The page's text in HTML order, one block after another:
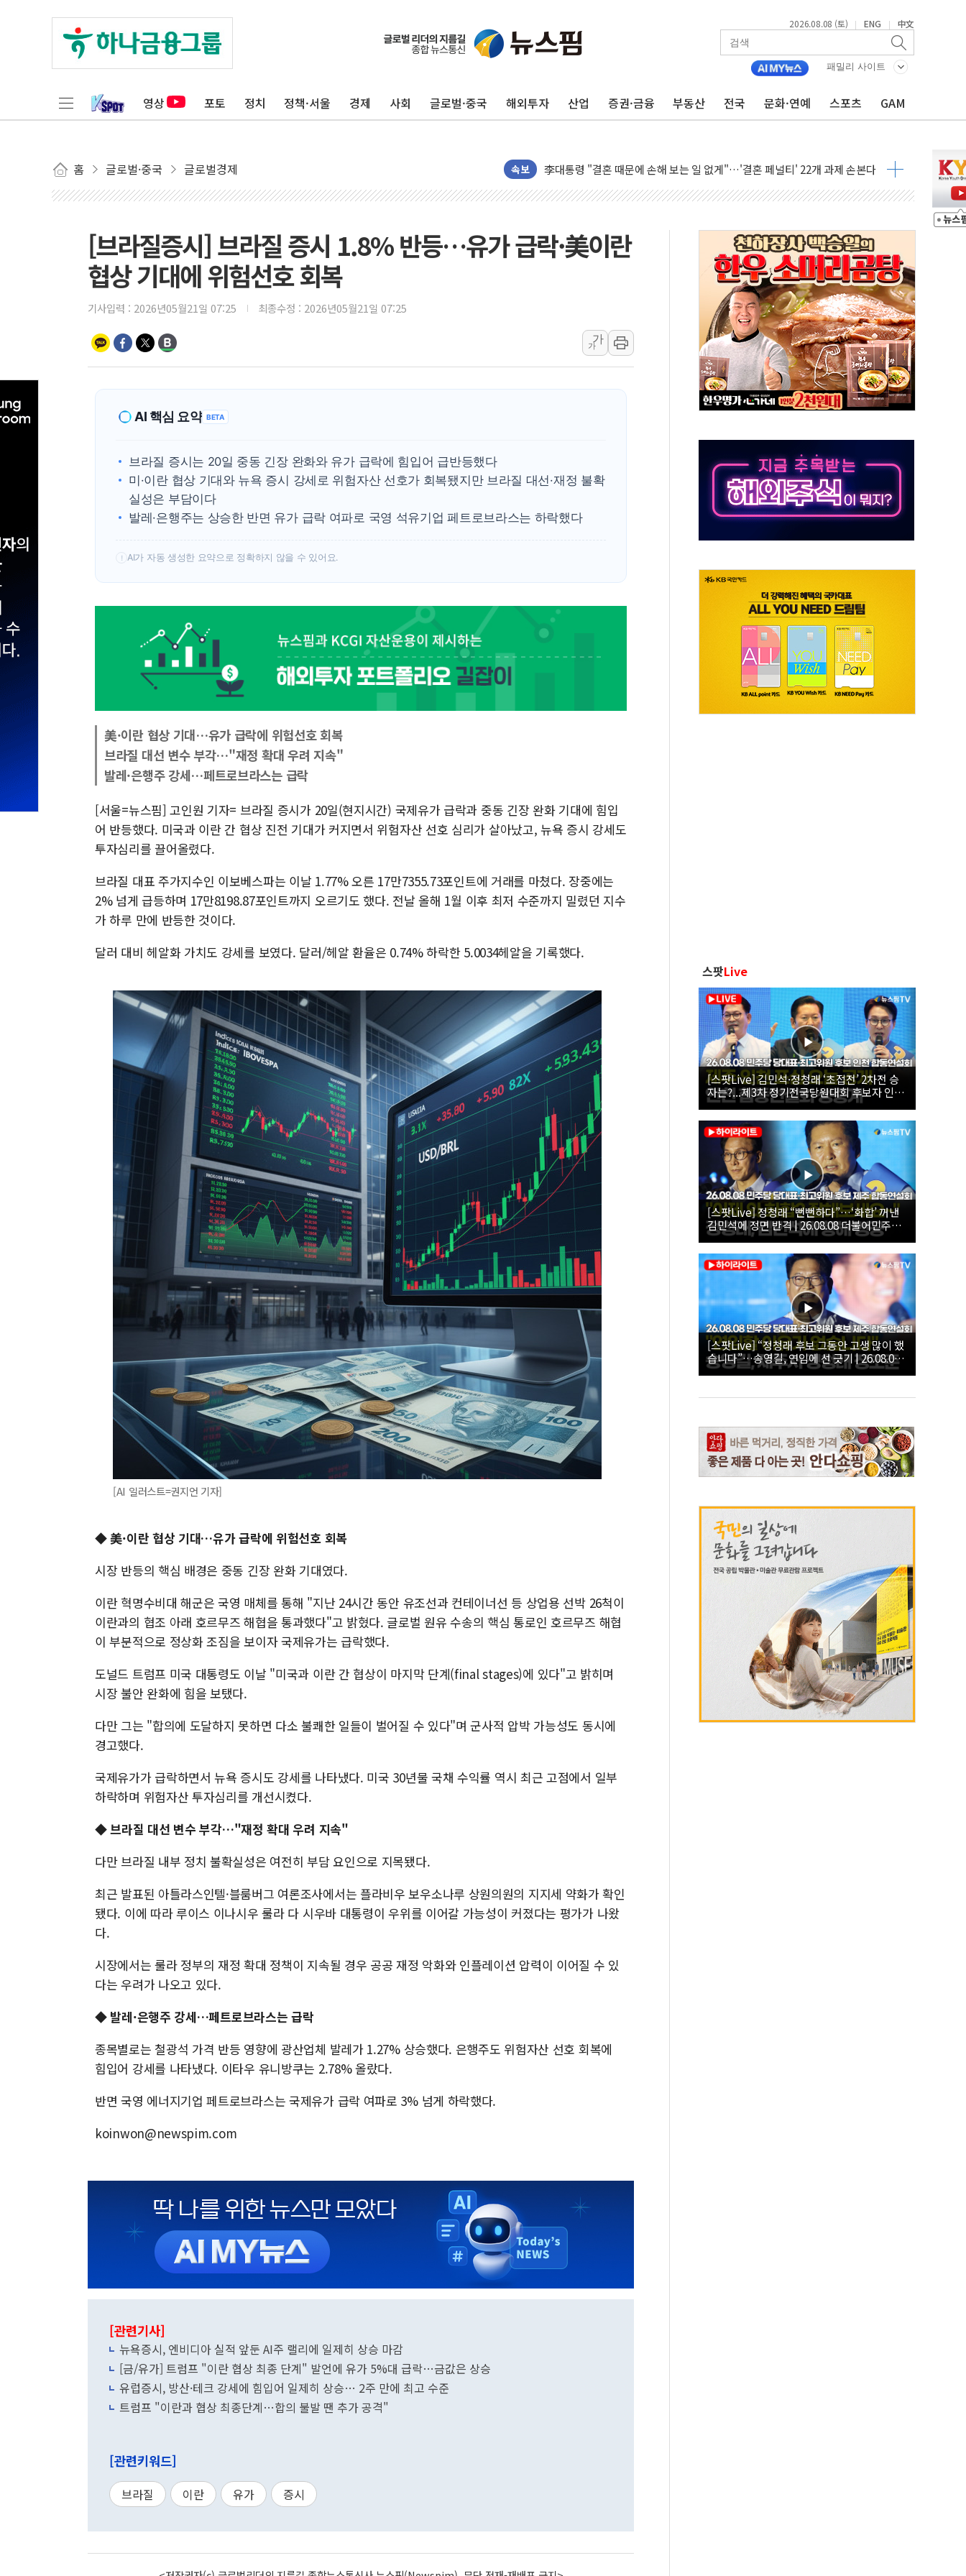
2026.08.08 (토) | ENG | 中文
패밀리 사이트
영상 포토 정치 정책·서울 경제 사회 글로벌·중국 해외투자 산업 증권·금융 부동산 전국 문화·연예 스포츠 GAM
홈 글로벌·중국 글로벌경제 속보
이번주 국내 주요 금융일정(8.10~8.14)
美, 이란전 출구전략 만지작…공습 한계·탄약 부족 현실화
강릉·동해·삼척 시간당 최대 50㎜ 폭우…강원 동해안 강한 비 어어져
폐기물 수거하다 참변…60대 환경미화원 수거차에 치여 사망
李대통령 "결혼 때문에 손해 보는 일 없게"…'결혼 페널티' 22개 과제 손본다
여수 오동도 인근 해상서 모터보트 전복…1명 사망·1명 실종
인천 선재도 갯벌서 해루질 중 실종 60대 나흘만에 숨진 채 발견
인천서 말다툼 중 어머니 흉기 살해 10대 아들 체포
'화합' 꺼낸 김민석에 '뻔뻔' 받아친 정청래…제주 연설서 신경전 고조
李대통령, ISA 개편 재검토 지시…與 "적극 환영"·野 "졸속 국정"
동해중부 전 해상 풍랑주의보…10일까지 최대 3.5m 높은 물결
연일 폭염에 온열질환 사망 23명…정부, 비상대응기구 가동
中 전방위 아파트 부양, 수도 베이징도 부동산 규제 철폐
인제 용대리 계곡서 수위 상승으로 피서객 7명 고립…전원 구조
동해시, 11~14일 '별똥별 멍' 운영…페르세우스 유성우 관측
폭염에 車 운전면허 기능시험 오전 집중 편성…체감온도 38도 넘으면 중단
[브라질증시] 브라질 증시 1.8% 반등…유가 급락·美이란
협상 기대에 위험선호 회복
기사입력 : 2026년05월21일 07:25 최종수정 : 2026년05월21일 07:25
가
가
AI 핵심 요약 BETA
브라질 증시는 20일 중동 긴장 완화와 유가 급락에 힘입어 급반등했다
미·이란 협상 기대와 뉴욕 증시 강세로 위험자산 선호가 회복됐지만 브라질 대선·재정 불확
실성은 부담이다
발레·은행주는 상승한 반면 유가 급락 여파로 국영 석유기업 페트로브라스는 하락했다
! AI가 자동 생성한 요약으로 정확하지 않을 수 있어요.
美·이란 협상 기대…유가 급락에 위험선호 회복
브라질 대선 변수 부각…"재정 확대 우려 지속"
발레·은행주 강세…페트로브라스는 급락
[서울=뉴스핌] 고인원 기자= 브라질 증시가 20일(현지시간) 국제유가 급락과 중동 긴장 완화 기대에 힘입
어 반등했다. 미국과 이란 간 협상 진전 기대가 커지면서 위험자산 선호 심리가 살아났고, 뉴욕 증시 강세도
투자심리를 끌어올렸다.
브라질 대표 주가지수인 이보베스파는 이날 1.77% 오른 17만7355.73포인트에 거래를 마쳤다. 장중에는
2% 넘게 급등하며 17만8198.87포인트까지 오르기도 했다. 전날 올해 1월 이후 최저 수준까지 밀렸던 지수
가 하루 만에 반등한 것이다.
달러 대비 헤알화 가치도 강세를 보였다. 달러/헤알 환율은 0.74% 하락한 5.0034헤알을 기록했다.
[AI 일러스트=권지언 기자]
◆美·이란 협상 기대…유가 급락에 위험선호 회복
시장 반등의 핵심 배경은 중동 긴장 완화 기대였다.
이란 혁명수비대 해군은 국영 매체를 통해 "지난 24시간 동안 유조선과 컨테이너선 등 상업용 선박 26척이
이란과의 협조 아래 호르무즈 해협을 통과했다"고 밝혔다. 글로벌 원유 수송의 핵심 통로인 호르무즈 해협
이 부분적으로 정상화 조짐을 보이자 국제유가는 급락했다.
도널드 트럼프 미국 대통령도 이날 "미국과 이란 간 협상이 마지막 단계(final stages)에 있다"고 밝히며
시장 불안 완화에 힘을 보탰다.
다만 그는 "합의에 도달하지 못하면 다소 불쾌한 일들이 벌어질 수 있다"며 군사적 압박 가능성도 동시에
경고했다.
국제유가가 급락하면서 뉴욕 증시도 강세를 나타냈다. 미국 30년물 국채 수익률 역시 최근 고점에서 일부
하락하며 위험자산 투자심리를 개선시켰다.
◆브라질 대선 변수 부각…"재정 확대 우려 지속"
다만 브라질 내부 정치 불확실성은 여전히 부담 요인으로 지목됐다.
최근 발표된 아틀라스인텔·블룸버그 여론조사에서는 플라비우 보우소나루 상원의원의 지지세 약화가 확인
됐다. 이에 따라 루이스 이나시우 룰라 다 시우바 대통령이 우위를 이어갈 가능성이 커졌다는 평가가 나왔
다.
시장에서는 룰라 정부의 재정 확대 정책이 지속될 경우 공공 재정 악화와 인플레이션 압력이 이어질 수 있
다는 우려가 나오고 있다.
◆발레·은행주 강세…페트로브라스는 급락
종목별로는 철광석 가격 반등 영향에 광산업체 발레가 1.27% 상승했다. 은행주도 위험자산 선호 회복에
힘입어 강세를 나타냈다. 이타우 유니방쿠는 2.78% 올랐다.
반면 국영 에너지기업 페트로브라스는 국제유가 급락 여파로 3% 넘게 하락했다.
koinwon@newspim.com
[관련기사]
뉴욕증시, 엔비디아 실적 앞둔 AI주 랠리에 일제히 상승 마감
[금/유가] 트럼프 "이란 협상 최종 단계" 발언에 유가 5%대 급락…금값은 상승
유럽증시, 방산·테크 강세에 힘입어 일제히 상승… 2주 만에 최고 수준
트럼프 "이란과 협상 최종단계…합의 불발 땐 추가 공격"
[관련키워드]
브라질 이란 유가 증시
스팟Live
[스팟Live] 김민석·정청래 ‘초접전’ 2차전 승
자는?...제3차 정기전국당원대회 후보자 인천
합동연설회 생중계 | 26.08.08
[스팟Live] 정청래 “뻔뻔하다”…‘화합’ 꺼낸
김민석에 정면 반격 | 26.08.08 더불어민주당
당대표·최고위원 후보 제주 합동연설회
[스팟Live] “정청래 후보 그동안 고생 많이 했
습니다”…송영길, 연임에 선 긋기 | 26.08.08
더불어민주당 당대표·최고위원 후보 제주 합